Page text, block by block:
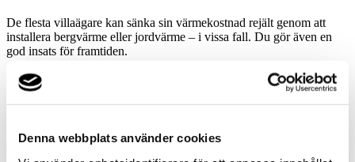
Denna webbplats använder cookies
De flesta villaägare kan sänka sin värmekostnad rejält genom att
installera bergvärme eller jordvärme – i vissa fall. Du gör även en
god insats för framtiden.
Med en värmepump utvinns solenergi som lagrats i berggrund eller
mark, vilken metod som passar bäst beror på förutsättningarna på
din tomt. Via ett vattenburet system värmer din värmepump sedan